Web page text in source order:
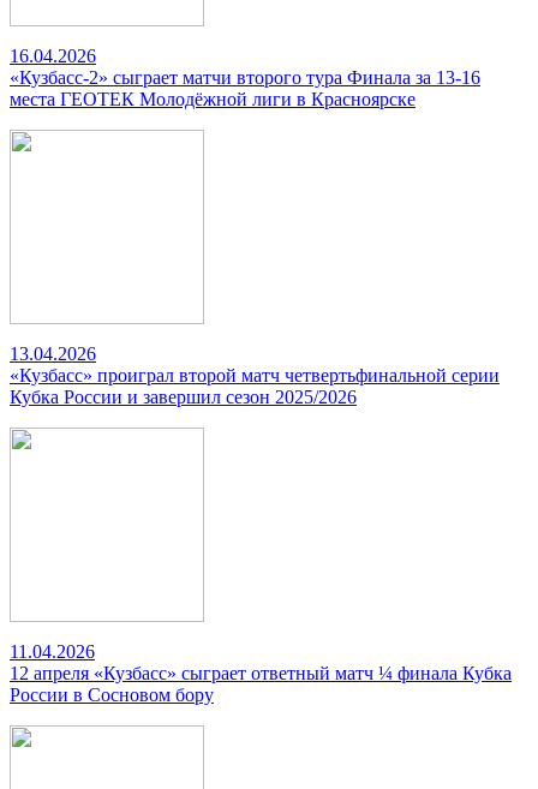
16.04.2026
«Кузбасс-2» сыграет матчи второго тура Финала за 13-16
места ГЕОТЕК Молодёжной лиги в Красноярске
13.04.2026
«Кузбасс» проиграл второй матч четвертьфинальной серии
Кубка России и завершил сезон 2025/2026
11.04.2026
12 апреля «Кузбасс» сыграет ответный матч ¼ финала Кубка
России в Сосновом бору